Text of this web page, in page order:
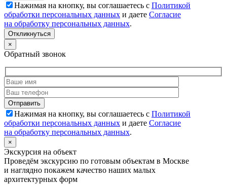
Нажимая на кнопку, вы соглашаетесь с Политикой
обработки персональных данных и даете Согласие
на обработку персональных данных.
Откликнуться
×
Обратный звонок
Нажимая на кнопку, вы соглашаетесь с Политикой
обработки персональных данных и даете Согласие
на обработку персональных данных.
×
Экскурсия на объект
Проведём экскурсию по готовым объектам в Москве
и наглядно покажем качество наших малых
архитектурных форм